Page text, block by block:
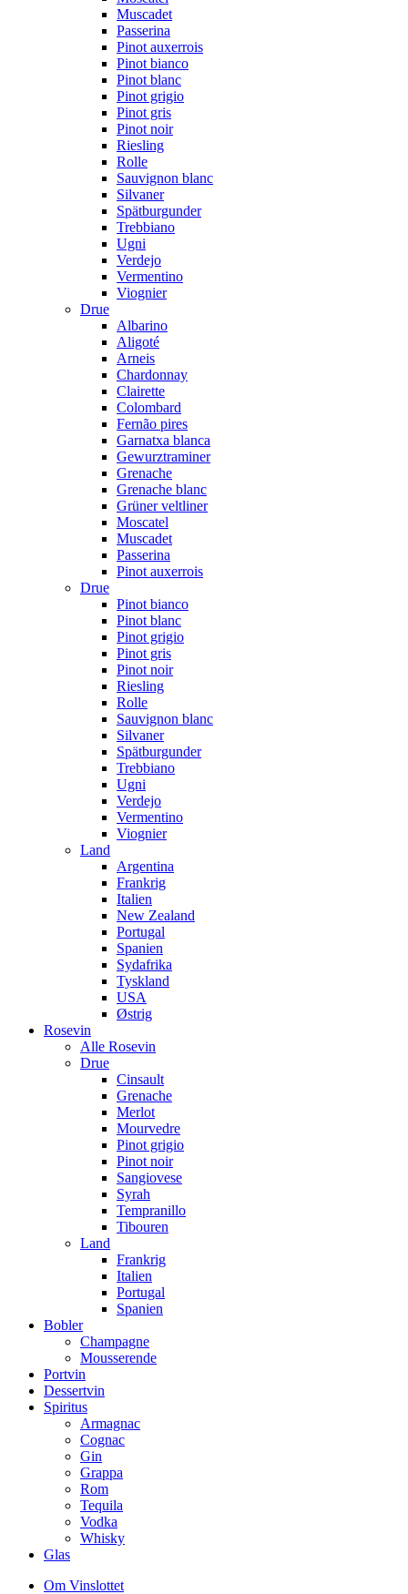
Muscadet
Passerina
Pinot auxerrois
Pinot bianco
Pinot blanc
Pinot grigio
Pinot gris
Pinot noir
Riesling
Rolle
Sauvignon blanc
Silvaner
Spätburgunder
Trebbiano
Ugni
Verdejo
Vermentino
Viognier
Drue
Albarino
Aligoté
Arneis
Chardonnay
Clairette
Colombard
Fernão pires
Garnatxa blanca
Gewurztraminer
Grenache
Grenache blanc
Grüner veltliner
Moscatel
Muscadet
Passerina
Pinot auxerrois
Drue
Pinot bianco
Pinot blanc
Pinot grigio
Pinot gris
Pinot noir
Riesling
Rolle
Sauvignon blanc
Silvaner
Spätburgunder
Trebbiano
Ugni
Verdejo
Vermentino
Viognier
Land
Argentina
Frankrig
Italien
New Zealand
Portugal
Spanien
Sydafrika
Tyskland
USA
Østrig
Rosevin
Alle Rosevin
Drue
Cinsault
Grenache
Merlot
Mourvedre
Pinot grigio
Pinot noir
Sangiovese
Syrah
Tempranillo
Tibouren
Land
Frankrig
Italien
Portugal
Spanien
Bobler
Champagne
Mousserende
Portvin
Dessertvin
Spiritus
Armagnac
Cognac
Gin
Grappa
Rom
Tequila
Vodka
Whisky
Glas
Om Vinslottet